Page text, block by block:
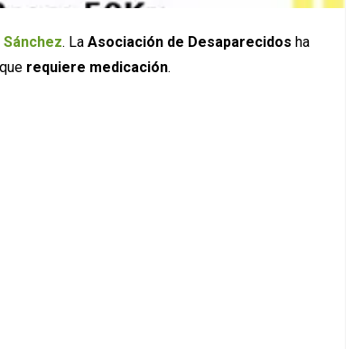
. La Asociación de Desaparecidos ha
requiere medicación.